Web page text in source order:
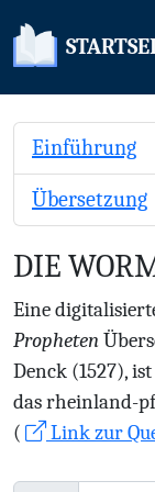
Einführung
Übersetzung
DIE
Eine
Propheten
Denck (1527),
das rheinland-
(
Link zur